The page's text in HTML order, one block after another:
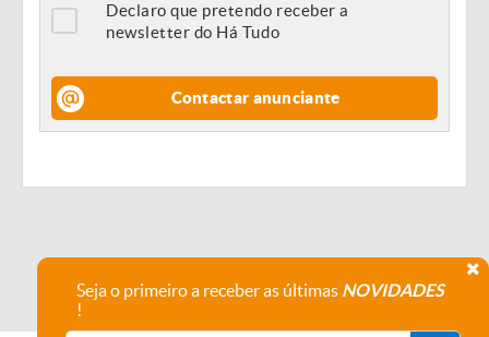
Declaro que pretendo receber a
newsletter do Há Tudo
Contactar anunciante
Seja o primeiro a receber as últimas NOVIDADES
!